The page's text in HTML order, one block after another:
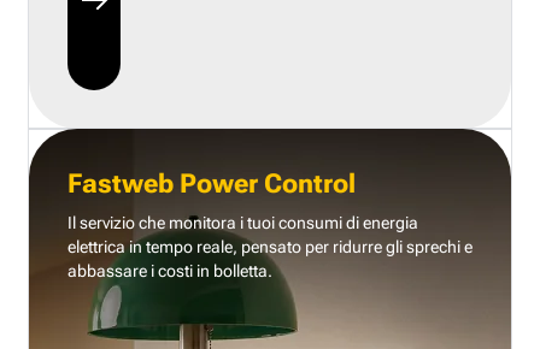
Fastweb Power Control
Il servizio che monitora i tuoi consumi di energia
elettrica in tempo reale, pensato per ridurre gli sprechi e
abbassare i costi in bolletta.